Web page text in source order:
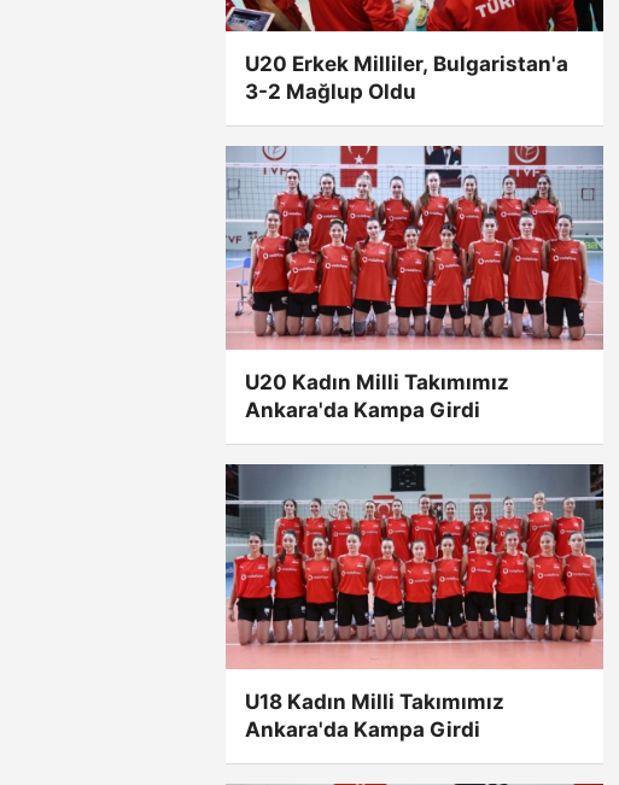
U20 Erkek Milliler, Bulgaristan'a
3-2 Mağlup Oldu
U20 Kadın Milli Takımımız
Ankara'da Kampa Girdi
U18 Kadın Milli Takımımız
Ankara'da Kampa Girdi